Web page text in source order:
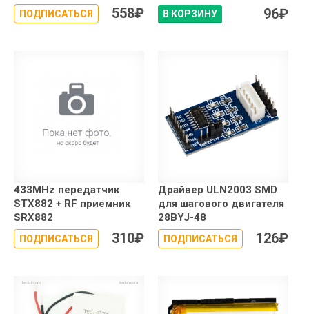
ПОДПИСАТЬСЯ 558₽ В КОРЗИНУ 96₽
433MHz передатчик
STX882 + RF приемник
SRX882
ПОДПИСАТЬСЯ 310₽
Драйвер ULN2003 SMD
для шагового двигателя
28BYJ-48
ПОДПИСАТЬСЯ 126₽